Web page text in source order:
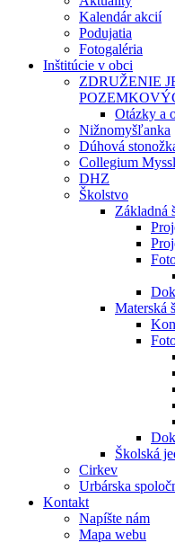
Kalendár akcií
Podujatia
Fotogaléria
Inštitúcie v obci
ZDRUŽENIE
Otázky a
Nižnomyšľanka
Dúhová
Collegium
DHZ
Školstvo
Základná
Materská
Školská
Cirkev
Urbárska
Kontakt
Napíšte nám
Mapa webu